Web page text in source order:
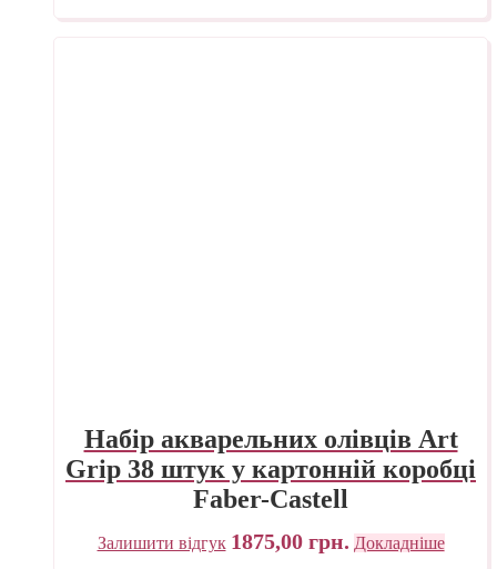
Набір акварельних олівців Art
Grip 38 штук у картонній коробці
Faber-Castell
Залишити відгук 1875,00 грн. Докладніше